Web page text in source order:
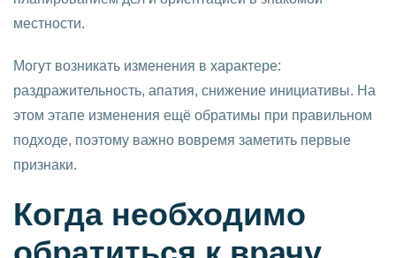
местности.
Могут возникать изменения в характере:
раздражительность, апатия, снижение инициативы. На
этом этапе изменения ещё обратимы при правильном
подходе, поэтому важно вовремя заметить первые
признаки.
Когда необходимо